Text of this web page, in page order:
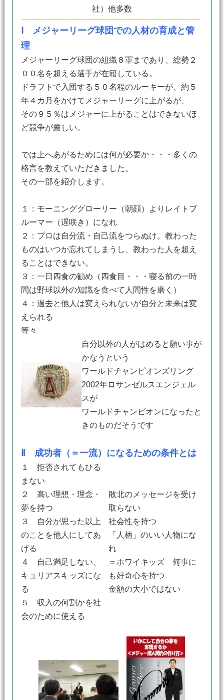
社）他多数
Ⅰ メジャーリーグ球団での人材の育成と管
理
メジャーリーグ球団の組織８軍まであり、総勢２
００名を超える選手が在籍している。
ドラフトで入団する５０名程のルーキーが、約５
年４カ月をかけてメジャーリーグに上がるが、
その９５％はメジャーに上がることはできないほ
ど競争が厳しい。
では上へあがるためには何が必要か・・・多くの
格言を教えていただきました。
その一部を紹介します。
１：モーニンググローリー（朝顔）よりレイトブ
ルーマー（遅咲き）になれ
２：プロは自分流・自己流をつらぬけ。教わった
ものはいつか忘れてしまうし、教わった人を超え
ることはできない。
３：一日四食の勧め（四食目・・・寝る前の一時
間は野球以外の知識を食べて人間性を磨く）
４：過去と他人は変えられないが自分と未来は変
えられる
等々
自分以外の人がはめると願い事が
かなうという
ワールドチャンピオンズリング
2002年ロサンゼルスエンジェル
スが
ワールドチャンピオンになったと
きのものだそうです
Ⅱ 成功者（＝一流）になるための条件とは
１ 拒否されてもひる
まない
２ 高い理想・理念・
夢を持つ
３ 自分が思った以上
のことを他人にしてあ
げる
４ 自己満足しない、
キュリアスキッズにな
る
５ 収入の何割かを社
会のために使える
敗北のメッセージを受け
取らない
社会性を持つ
「人柄」のいい人物にな
れ
＝ホワイキッズ 何事に
も好奇心を持つ
金額の大小ではない